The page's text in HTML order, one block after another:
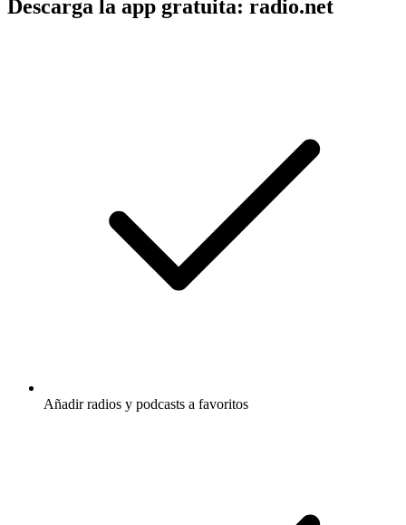
Descarga la app gratuita: radio.net
Añadir radios y podcasts a favoritos